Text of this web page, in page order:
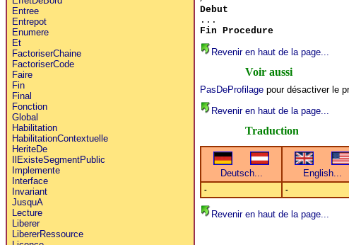
Entree
Entrepot
Enumere
Et
FactoriserChaine
FactoriserCode
Faire
Fin
Final
Fonction
Global
Habilitation
HabilitationContextuelle
HeriteDe
IlExisteSegmentPublic
Implemente
Interface
Invariant
JusquA
Lecture
Liberer
LibererRessource
Debut
...
Fin Procedure
Revenir en haut de la page...
Voir aussi
PasDeProfilagepour désactiver le
Revenir en haut de la page...
Traduction
- -
Revenir en haut de la page...